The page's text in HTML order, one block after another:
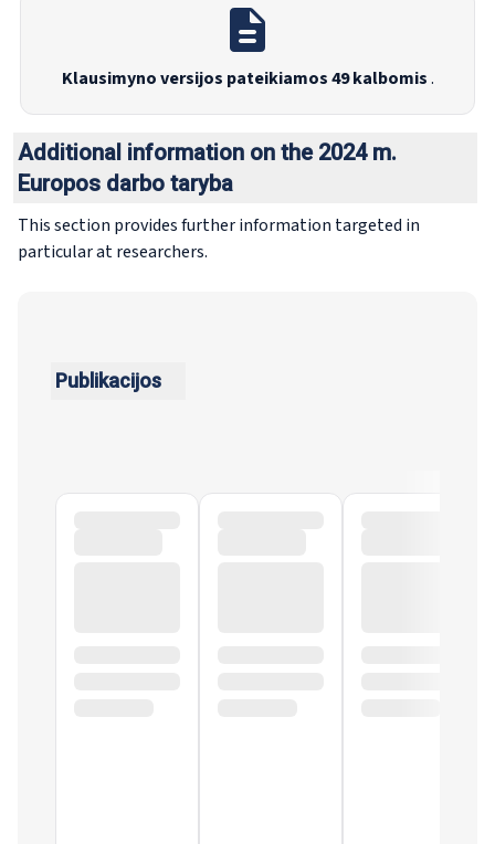
Klausimyno versijos pateikiamos 49 kalbomis.
Additional information on the 2024 m.
Europos darbo taryba
This section provides further information targeted in
particular at researchers.
Publikacijos